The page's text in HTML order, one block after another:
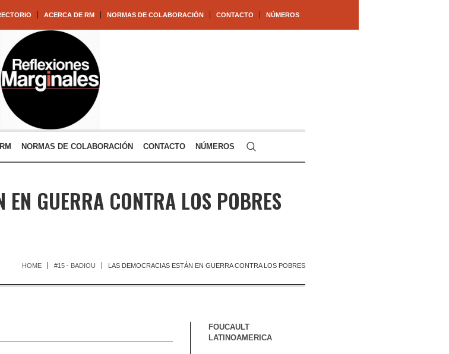
ACERCA DE RM NORMAS DE COLABORACIÓN CONTACTO NÚMEROS
NORMAS DE COLABORACIÓN CONTACTO NÚMEROS
EN GUERRA CONTRA LOS POBRES
HOME #15 - BADIOU LAS DEMOCRACIAS ESTÁN EN GUERRA CONTRA LOS POBRES
FOUCAULT
LATINOAMERICA